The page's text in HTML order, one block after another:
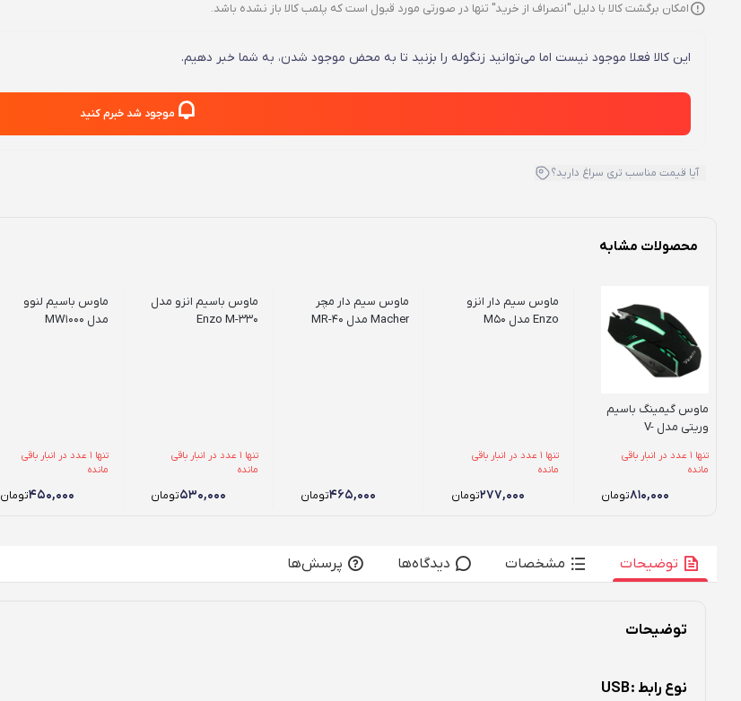
امکان برگشت کالا با دلیل "انصراف از خرید" تنها در صورتی مورد قبول است که پلمب کالا باز نشده باشد.
این کالا فعلا موجود نیست اما می‌توانید زنگوله را بزنید تا به محض موجود شدن، به شما خبر دهیم.
موجود شد خبرم کنید
آیا قیمت مناسب تری سراغ دارید؟
محصولات مشابه
ماوس گیمینگ باسیم
وریتی مدل V-
تنها 1 عدد در انبار باقی
مانده
۸۱۰,۰۰۰تومان
ماوس سیم دار انزو
Enzo مدل M50
تنها 1 عدد در انبار باقی
مانده
۲۷۷,۰۰۰تومان
ماوس سیم دار مچر
Macher مدل MR-40
۴۶۵,۰۰۰تومان
ماوس باسیم انزو مدل
Enzo M-330
تنها 1 عدد در انبار باقی
مانده
۵۳۰,۰۰۰تومان
ماوس باسیم لنوو
مدل MW1000
تنها 1 عدد در انبار باقی
مانده
۴۵۰,۰۰۰تومان
توضیحات مشخصات دیدگاه‌ها پرسش‌ها
توضیحات
نوع رابط :USB